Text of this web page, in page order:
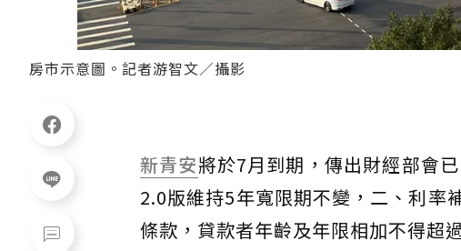
房市示意圖。記者游智文／攝影
新青安將於7月到期，傳出財經部會
2.0版維持5年寬限期不變，二、利率
條款，貸款者年齡及年限相加不得超